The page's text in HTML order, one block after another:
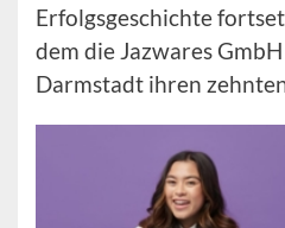
Erfolgsgeschichte
dem die Jazwares
Darmstadt ihren